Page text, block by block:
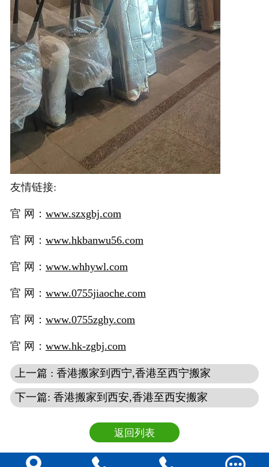
友情链接:
官 网： www.szxgbj.com
官 网： www.hkbanwu56.com
官 网： www.whhywl.com
官 网： www.0755jiaoche.com
官 网： www.0755zghy.com
官 网： www.hk-zgbj.com
上一篇 : 香港搬家到西宁,香港至西宁搬家
下一篇: 香港搬家到西安,香港至西安搬家
返回列表